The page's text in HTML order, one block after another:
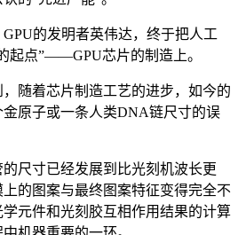
的发明者英伟达，终于把人工
起点”——GPU芯片的制造上。
着芯片制造工艺的进步，如今的
原子或一条人类DNA链尺寸的误
寸已经发展到比光刻机波长更
的图案与最终图案特征变得完全不
元件和光刻胶互相作用结果的计算